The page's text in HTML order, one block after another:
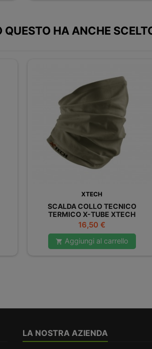
HA ANCHE
XTECH
SCALDA COLLO TECNICO
TERMICO X-TUBE XTECH
Prezzo
16,50 €
 Aggiungi al carrello
LA NOSTRA AZIENDA